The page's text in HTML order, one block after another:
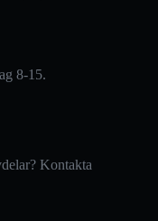
8-15.
Kontakta